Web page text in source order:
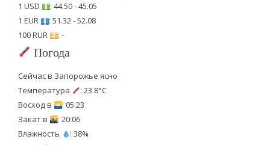
1 USD
: 44.50 - 45.05
1 EUR
: 51.32 - 52.08
100 RUR
: -
Погода
Сейчас в Запорожье ясно
Температура
: 23.8°C
Восход в
: 05:23
Закат в
: 20:06
Влажность
: 38%